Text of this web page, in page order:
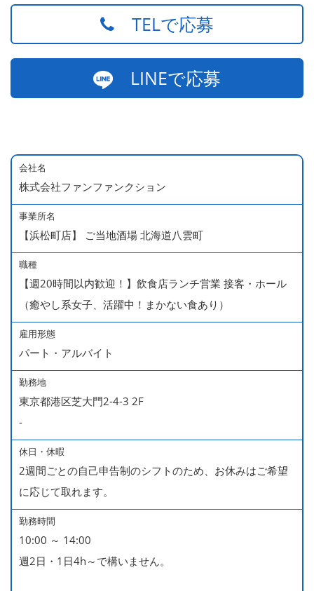
TELで応募
LINEで応募
会社名
株式会社ファンファンクション
事業所名
【浜松町店】 ご当地酒場 北海道八雲町
職種
【週20時間以内歓迎！】飲食店ランチ営業 接客・ホール
（癒やし系女子、活躍中！まかない食あり）
雇用形態
パート・アルバイト
勤務地
東京都港区芝大門2-4-3 2F
-
休日・休暇
2週間ごとの自己申告制のシフトのため、お休みはご希望
に応じて取れます。
勤務時間
10:00 ～ 14:00
週2日・1日4h～で構いません。